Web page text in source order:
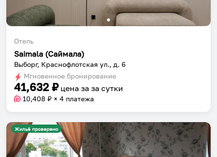
Отель
Saimala (Саймала)
Выборг, Краснофлотская ул., д. 6
Мгновенное бронирование
41,632 ₽ цена за за сутки
10,408 ₽ × 4 платежа
Жильё проверено
Сохраняй места, повторяй маршруты, находи
компанию и бронируй жильё в одном
Установить приложение